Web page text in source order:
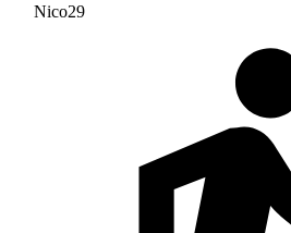
Nico29